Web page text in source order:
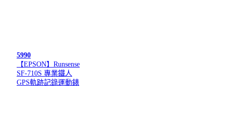
5990
【EPSON】Runsense
SF-710S 專業鐵人
GPS軌跡記錄運動錶